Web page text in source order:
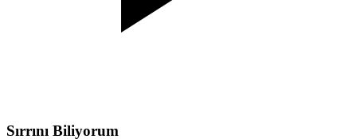
Sırrını Biliyorum